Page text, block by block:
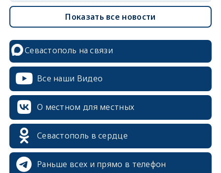
Показать все новости
Севастополь на связи
Все наши Видео
О местном для местных
Севастополь в сердце
Раньше всех и прямо в телефон